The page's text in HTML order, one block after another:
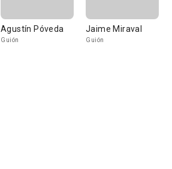
Agustín Póveda
Guión
Jaime Miraval
Guión